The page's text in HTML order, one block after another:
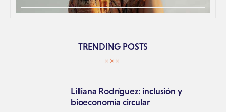
TRENDING POSTS
Lilliana Rodríguez: inclusión y
bioeconomía circular